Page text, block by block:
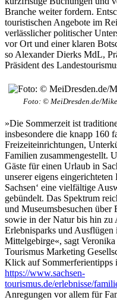
Branche weiter fordern.
touristischen Angebote im
verlässlicher politischer
vor Ort und einer klaren
so Alexander Dierks MdL,
Präsident des
Foto: © MeiDresden.de/
»Die Sommerzeit ist
insbesondere die knapp 160
Freizeiteinrichtungen,
Familien zusammengestellt.
Gäste für einen Urlaub in
unserer eigens
Sachsen‘ eine vielfältige
gebündelt. Das Spektrum
und Museumsbesuchen über
sowie in der Natur bis hin zu
Erlebnisparks und Ausflügen
Mittelgebirge«, sagt
Tourismus Marketing
Klick auf Sommerferientipps
https://www.sachsen-
tourismus.de/erlebnisse/
Anregungen vor allem für